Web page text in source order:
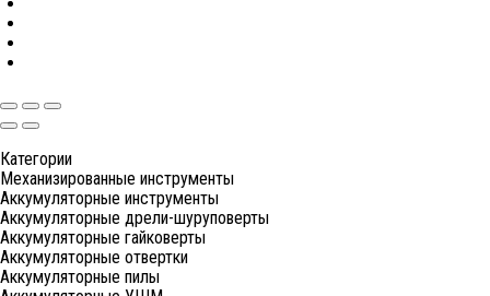
Категории
Механизированные инструменты
Аккумуляторные инструменты
Аккумуляторные дрели-шуруповерты
Аккумуляторные гайковерты
Аккумуляторные отвертки
Аккумуляторные пилы